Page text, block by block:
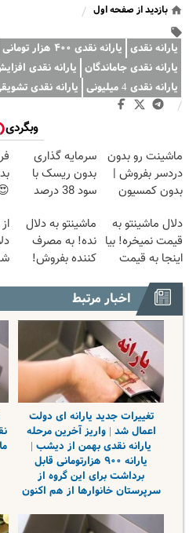
بازدید از صفحه اول /
یارانه نقدی یارانه نقدی ۴۰۰ هزار تومانی
یارانه نقدی جاماندگان یارانه نقدی
یارانه نقدی 4 میلیونی
یارانه نقدی
/
وبگردی
ماشینت رو بدون
دردسر بفروش |
بدون کمسیون
سرمایه گذاری
بدون ریسک با
سود 38 درصد
دلال ماشینتو به
قیمت نمیخره! بیا
اینجا به قیمت
خریدار واقعی*
ماشینتو به دلال
نده! به مصرف
کننده بفروش!
یک تماس
اخبار مرتبط
تغییرات جدید یارانه ای دولت
اعمال شد | واریز آخرین مرحله
یارانه نقدی بهمن از دیشب |
یارانه ۹۰۰ هزارتومانی قابل
برداشت برای این گروه از
سرپرستان خانوارها از هم اکنون